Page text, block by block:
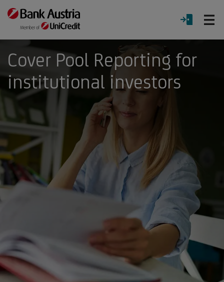
LOGIN
Cover Pool Reporting for
institutional investors